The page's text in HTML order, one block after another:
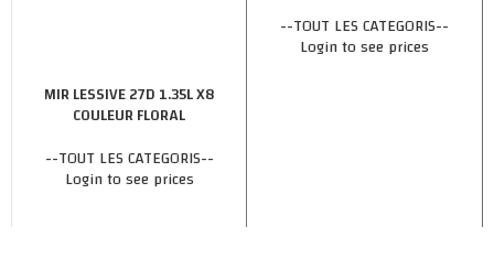
MIR LESSIVE 27D 1.35L X8
COULEUR FLORAL
--TOUT LES CATEGORIS--
Login to see prices
--TOUT LES CATEGORIS--
Login to see prices